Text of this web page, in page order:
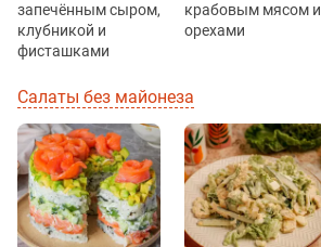
запечённым сыром,
клубникой и
фисташками
крабовым мясом и
орехами
Салаты без майонеза